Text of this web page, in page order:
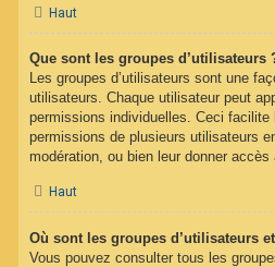
Haut
Que sont les groupes d’utilisateurs
Les groupes d’utilisateurs sont une
utilisateurs. Chaque utilisateur peut
permissions individuelles. Ceci
permissions de plusieurs utilisateurs
modération, ou bien leur donner accès
Haut
Où sont les groupes d’utilisateurs
Vous pouvez consulter tous les